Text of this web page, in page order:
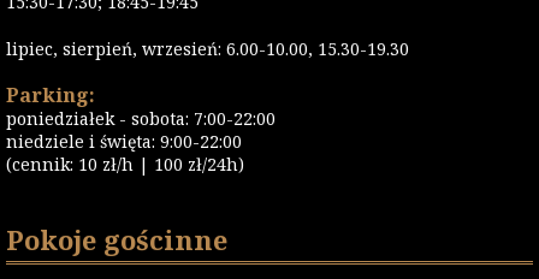
lipiec, sierpień, wrzesień: 6.00-10.00, 15.30-19.30
Parking:
poniedziałek - sobota: 7:00-22:00
niedziele i święta: 9:00-22:00
(cennik: 10 zł/h | 100 zł/24h)
Pokoje gościnne